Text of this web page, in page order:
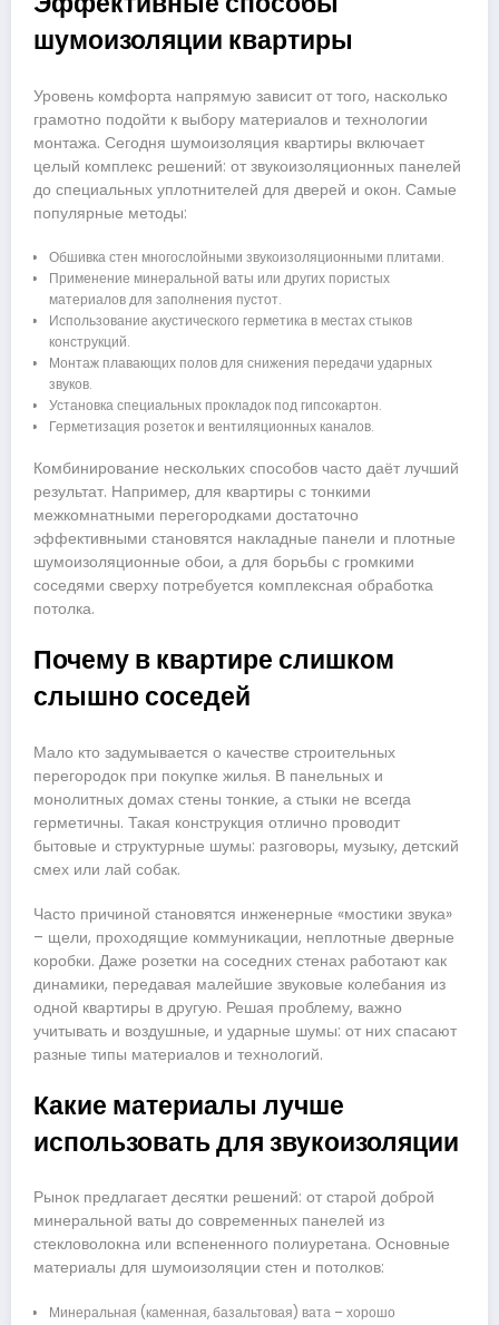
шумоизоляции квартиры
Уровень комфорта напрямую зависит от того, насколько
грамотно подойти к выбору материалов и технологии
монтажа. Сегодня шумоизоляция квартиры включает
целый комплекс решений: от звукоизоляционных панелей
до специальных уплотнителей для дверей и окон. Самые
популярные методы:
Обшивка стен многослойными звукоизоляционными плитами.
Применение минеральной ваты или других пористых
материалов для заполнения пустот.
Использование акустического герметика в местах стыков
конструкций.
Монтаж плавающих полов для снижения передачи ударных
звуков.
Установка специальных прокладок под гипсокартон.
Герметизация розеток и вентиляционных каналов.
Комбинирование нескольких способов часто даёт лучший
результат. Например, для квартиры с тонкими
межкомнатными перегородками достаточно
эффективными становятся накладные панели и плотные
шумоизоляционные обои, а для борьбы с громкими
соседями сверху потребуется комплексная обработка
потолка.
Почему в квартире слишком
слышно соседей
Мало кто задумывается о качестве строительных
перегородок при покупке жилья. В панельных и
монолитных домах стены тонкие, а стыки не всегда
герметичны. Такая конструкция отлично проводит
бытовые и структурные шумы: разговоры, музыку, детский
смех или лай собак.
Часто причиной становятся инженерные «мостики звука»
– щели, проходящие коммуникации, неплотные дверные
коробки. Даже розетки на соседних стенах работают как
динамики, передавая малейшие звуковые колебания из
одной квартиры в другую. Решая проблему, важно
учитывать и воздушные, и ударные шумы: от них спасают
разные типы материалов и технологий.
Какие материалы лучше
использовать для звукоизоляции
Рынок предлагает десятки решений: от старой доброй
минеральной ваты до современных панелей из
стекловолокна или вспененного полиуретана. Основные
материалы для шумоизоляции стен и потолков:
Минеральная (каменная, базальтовая) вата – хорошо